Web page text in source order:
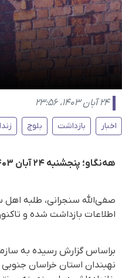
۲۴ آبان ۱۴۰۳، ۲۳:۵۶
اخبار بازداشت بلوچ
هەنگاو؛ پنجشنبه ۲۴ آبان ۱۴۰۳
صفی‌الله سنجرانی، طلبه اهل
اطلاعات بازداشت شده‌ و
نهبندان استان خراسان